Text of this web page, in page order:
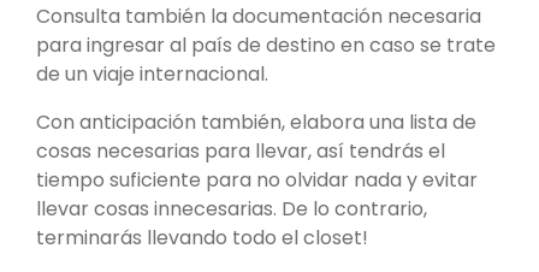
Consulta también la documentación necesaria
para ingresar al país de destino en caso se trate
de un viaje internacional.
Con anticipación también, elabora una lista de
cosas necesarias para llevar, así tendrás el
tiempo suficiente para no olvidar nada y evitar
llevar cosas innecesarias. De lo contrario,
terminarás llevando todo el closet!